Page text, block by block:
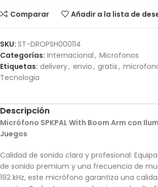
Comparar Añadir a la lista de
SKU: ST-DROPSH000114
Categorías: Internacional, Microfonos
Etiquetas: delivery, envio, gratis,
Tecnologia
Descripción
Micrófono SPKPAL With Boom Arm con
Juegos
Calidad de sonido clara y profesional:
de sonido premium y una frecuencia de
192 kHz, este micrófono garantiza una